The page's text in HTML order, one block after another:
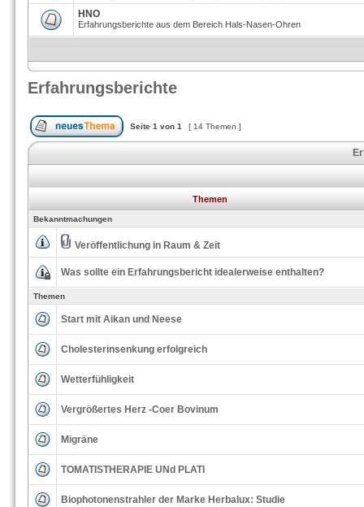
HNO
Erfahrungsberichte aus dem Bereich Hals-Nasen-Ohren
Erfahrungsberichte
Seite 1 von 1 [ 14 Themen ]
Themen
Bekanntmachungen
Veröffentlichung in Raum & Zeit
Was sollte ein Erfahrungsbericht idealerweise enthalten?
Themen
Start mit Aikan und Neese
Cholesterinsenkung erfolgreich
Wetterfühligkeit
Vergrößertes Herz -Coer Bovinum
Migräne
TOMATISTHERAPIE UNd PLATI
Biophotonenstrahler der Marke Herbalux: Studie